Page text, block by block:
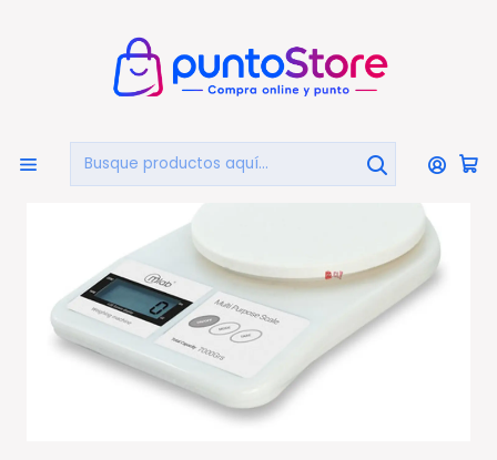
HOGAR Y DECORACIÓN Utensilios De Cocina
Balanzas De Cocina
Balanza Pesa De Cocina Scalecook Multiusos 7kg - Ps